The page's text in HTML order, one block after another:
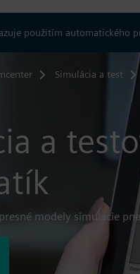
použitím automatického
Simulácia a test
a
modely simulácie